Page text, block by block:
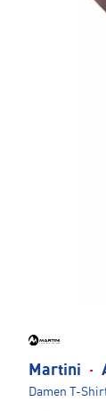
Martini ·
Damen T-